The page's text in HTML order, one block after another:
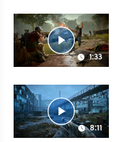
1:33
8:11